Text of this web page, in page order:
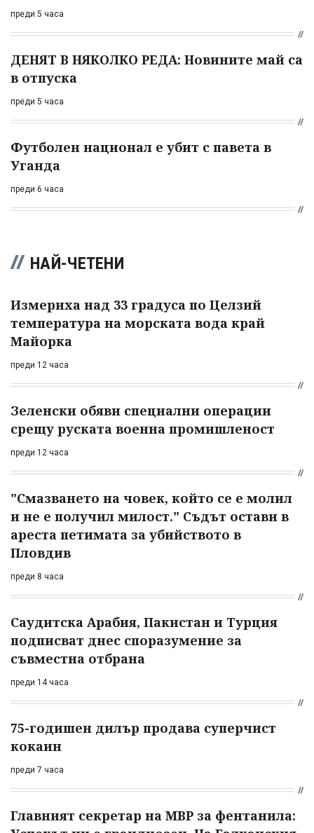
преди 5 часа
ДЕНЯТ В НЯКОЛКО РЕДА: Новините май са
в отпуска
преди 5 часа
Футболен национал е убит с павета в
Уганда
преди 6 часа
НАЙ-ЧЕТЕНИ
Измериха над 33 градуса по Целзий
температура на морската вода край
Майорка
преди 12 часа
Зеленски обяви специални операции
срещу руската военна промишленост
преди 12 часа
"Смазването на човек, който се е молил
и не е получил милост." Съдът остави в
ареста петимата за убийството в
Пловдив
преди 8 часа
Саудитска Арабия, Пакистан и Турция
подписват днес споразумение за
съвместна отбрана
преди 14 часа
75-годишен дилър продава суперчист
кокаин
преди 7 часа
Главният секретар на МВР за фентанила: